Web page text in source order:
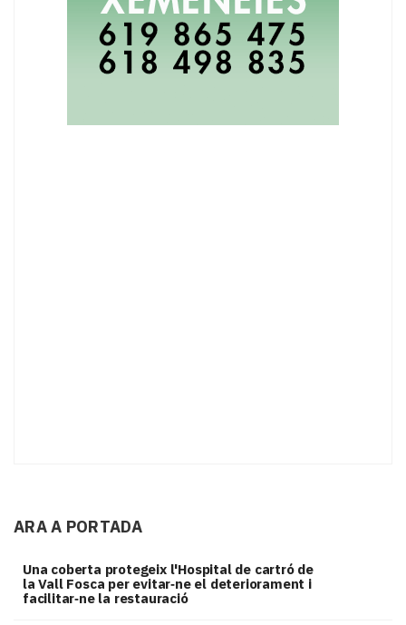
ARA A PORTADA
Una coberta protegeix l'Hospital de cartró de
la Vall Fosca per evitar‑ne el deteriorament i
facilitar‑ne la restauració